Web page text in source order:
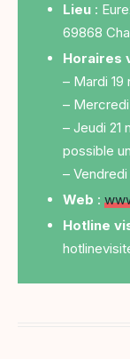
Lieu :
69868
Horaires
– Mardi 19
–
– Jeudi 21
possible
–
Web :
Hotline